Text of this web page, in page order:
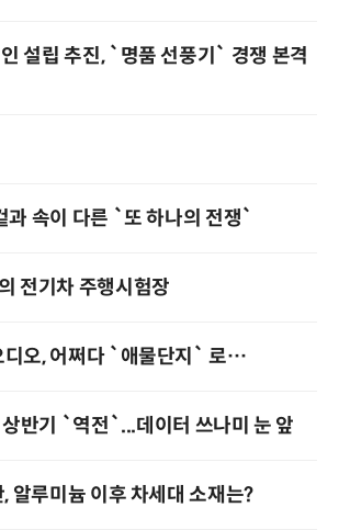
설립 추진, `명품 선풍기` 경쟁 본격
과 속이 다른 `또 하나의 전쟁`
전기차 주행시험장
디오, 어쩌다 `애물단지` 로…
반기 `역전`...데이터 쓰나미 눈 앞
알루미늄 이후 차세대 소재는?